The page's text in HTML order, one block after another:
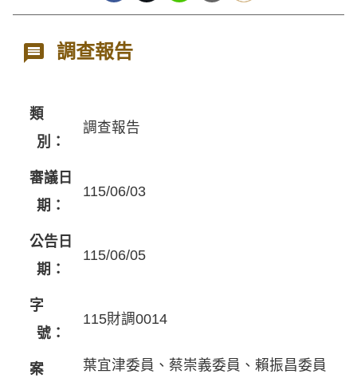
調查報告
類
別：
調查報告
審議日
期：
115/06/03
公告日
期：
115/06/05
字
號：
115財調0014
案
葉宜津委員、蔡崇義委員、賴振昌委員